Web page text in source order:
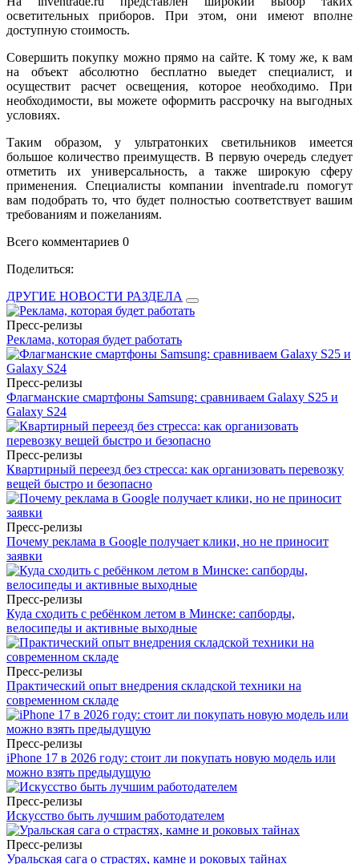
осветительных приборов. При этом, они имеют вполне
доступную стоимость.
Совершить покупку можно прямо на сайте. К тому же, к вам
на объект абсолютно бесплатно выедет специалист, и
осуществит расчет освещения, которое необходимо. При
необходимости, вы можете оформить рассрочку на выгодных
условиях.
Таким образом, у ультратонких светильников имеется
большое количество преимуществ. В первую очередь следует
отметить их универсальность, а также широкую сферу
применения. Специалисты компании inventrade.ru помогут
вам подобрать то, что будет полностью соответствует вашим
требованиям и пожеланиям.
Всего комментариев 0
Поделиться:
ДРУГИЕ НОВОСТИ РАЗДЕЛА
Пресс-релизы
Реклама, которая будет работать
Пресс-релизы
Флагманские смартфоны Samsung: сравниваем Galaxy S25 и
Galaxy S24
Пресс-релизы
Квартирный переезд без стресса: как организовать перевозку
вещей быстро и безопасно
Пресс-релизы
Почему реклама в Google получает клики, но не приносит
заявки
Пресс-релизы
Куда сходить с ребёнком летом в Минске: сапборды,
велосипеды и активные выходные
Пресс-релизы
Практический опыт внедрения складской техники на
современном складе
Пресс-релизы
iPhone 17 в 2026 году: стоит ли покупать новую модель или
можно взять предыдущую
Пресс-релизы
Искусство быть лучшим работодателем
Пресс-релизы
Уральская сага о страстях, камне и роковых тайнах